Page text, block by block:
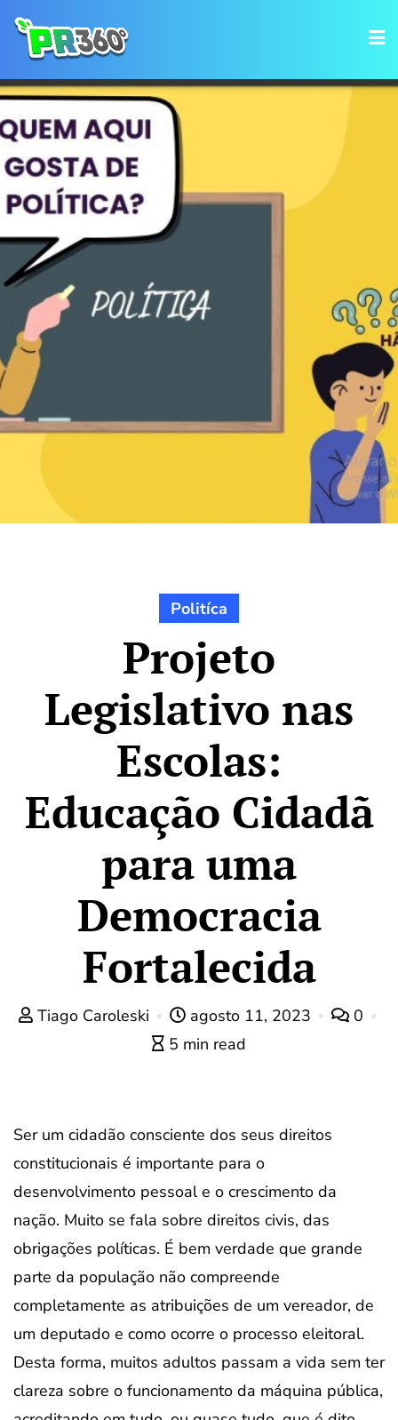
Politíca
Projeto
Legislativo nas
Escolas:
Educação Cidadã
para uma
Democracia
Fortalecida
Tiago Caroleski agosto 11, 2023
0
5 min read
Ser um cidadão consciente dos seus direitos
constitucionais é importante para o
desenvolvimento pessoal e o crescimento da
nação. Muito se fala sobre direitos civis, das
obrigações políticas. É bem verdade que grande
parte da população não compreende
completamente as atribuições de um vereador, de
um deputado e como ocorre o processo eleitoral.
Desta forma, muitos adultos passam a vida sem ter
clareza sobre o funcionamento da máquina pública,